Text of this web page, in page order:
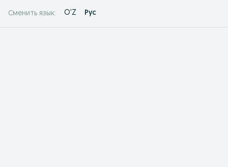
Сменить язык: O'Z Рус